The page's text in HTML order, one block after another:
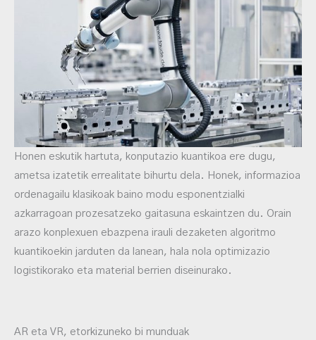
Honen eskutik hartuta, konputazio kuantikoa ere dugu,
ametsa izatetik errealitate bihurtu dela. Honek, informazioa
ordenagailu klasikoak baino modu esponentzialki
azkarragoan prozesatzeko gaitasuna eskaintzen du. Orain
arazo konplexuen ebazpena irauli dezaketen algoritmo
kuantikoekin jarduten da lanean, hala nola optimizazio
logistikorako eta material berrien diseinurako.
AR eta VR, etorkizuneko bi munduak